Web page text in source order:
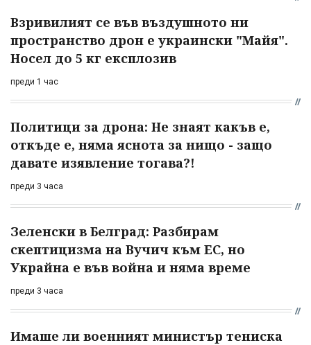
Взривилият се във въздушното ни
пространство дрон е украински "Майя".
Носел до 5 кг експлозив
преди 1 час
Политици за дрона: Не знаят какъв е,
откъде е, няма яснота за нищо - защо
давате изявление тогава?!
преди 3 часа
Зеленски в Белград: Разбирам
скептицизма на Вучич към ЕС, но
Украйна е във война и няма време
преди 3 часа
Имаше ли военният министър тениска